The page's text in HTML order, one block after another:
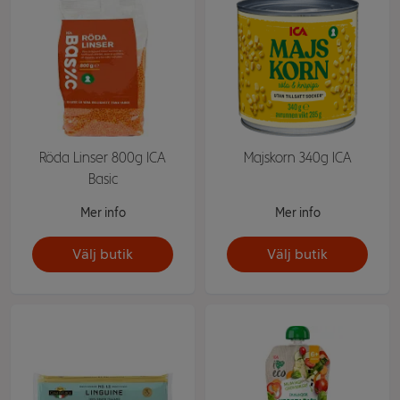
Röda Linser 800g ICA
Basic
Mer info
Välj butik
Majskorn 340g ICA
Mer info
Välj butik